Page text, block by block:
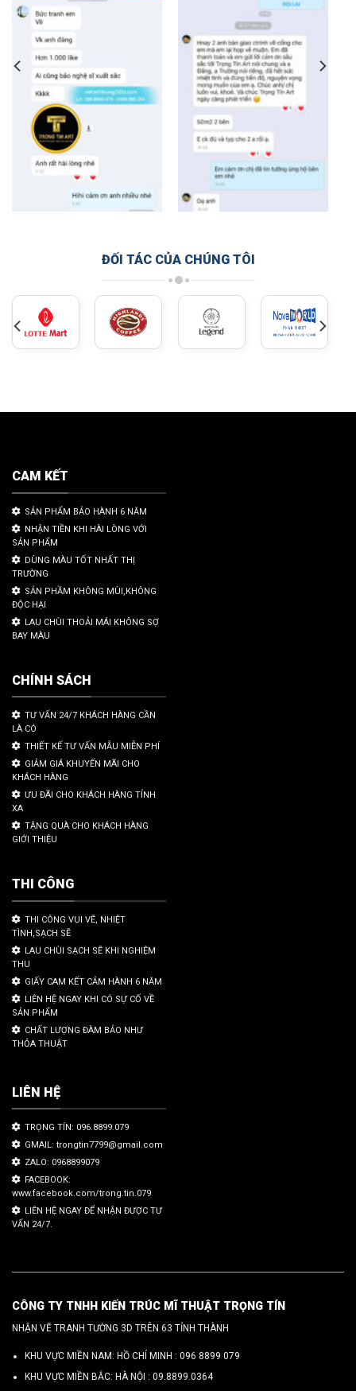
ĐỐI TÁC CỦA CHÚNG TÔI
CAM KẾT
SẢN PHẨM BẢO HÀNH 6 NĂM
NHẬN TIỀN KHI HÀI LÒNG VỚI
SẢN PHẨM
DÙNG MÀU TỐT NHẤT THỊ
TRƯỜNG
SẢN PHẦM KHÔNG MÙI,KHÔNG
ĐỘC HẠI
LAU CHÙI THOẢI MÁI KHÔNG SỢ
BAY MÀU
CHÍNH SÁCH
TƯ VẤN 24/7 KHÁCH HÀNG CẦN
LÀ CÓ
THIẾT KẾ TƯ VẤN MẪU MIỄN PHÍ
GIẢM GIÁ KHUYẾN MÃI CHO
KHÁCH HÀNG
ƯU ĐÃI CHO KHÁCH HÀNG TỈNH
XA
TẶNG QUÀ CHO KHÁCH HÀNG
GIỚI THIỆU
THI CÔNG
THI CÔNG VUI VẼ, NHIỆT
TÌNH,SẠCH SẼ
LAU CHÙI SẠCH SẼ KHI NGHIỆM
THU
GIẤY CAM KẾT CẢM HÀNH 6 NĂM
LIÊN HỆ NGAY KHI CÓ SỰ CỐ VỀ
SẢN PHẨM
CHẤT LƯỢNG ĐÀM BẢO NHƯ
THỎA THUẬT
LIÊN HỆ
TRỌNG TÍN: 096.8899.079
GMAIL: trongtin7799@gmail.com
ZALO: 0968899079
FACEBOOK:
www.facebook.com/trong.tin.079
LIÊN HỆ NGAY ĐỂ NHẬN ĐƯỢC TƯ
VẤN 24/7.
CÔNG TY TNHH KIẾN TRÚC MĨ THUẬT TRỌNG TÍN
NHẬN VẼ TRANH TƯỜNG 3D TRÊN 63 TỈNH THÀNH
KHU VỰC MIỀN NAM: HỒ CHÍ MINH : 096 8899 079
KHU VỰC MIỀN BẮC: HÀ NỘI : 09.8899.0364